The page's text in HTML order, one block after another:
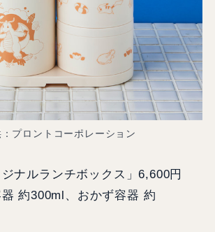
プロントコーポレーション
ジナルランチボックス」6,600円
器 約300ml、おかず容器 約